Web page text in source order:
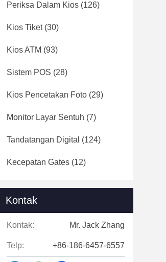
Periksa Dalam Kios (126)
Kios Tiket(30)
Kios ATM (93)
Sistem POS (28)
Kios Pencetakan Foto (29)
Monitor Layar Sentuh (7)
Tandatangan Digital (124)
Kecepatan Gates (12)
Kontak
Kontak: Mr. Jack Zhang
Telp: +86-186-6457-6557